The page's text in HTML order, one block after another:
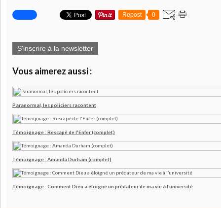
Repost 0
S'inscrire à la newsletter
Vous aimerez aussi :
Paranormal, les policiers racontent
Témoignage : Rescapé de l'Enfer (complet)
Témoignage : Amanda Durham (complet)
Témoignage : Comment Dieu a éloigné un prédateur de ma vie à l’université